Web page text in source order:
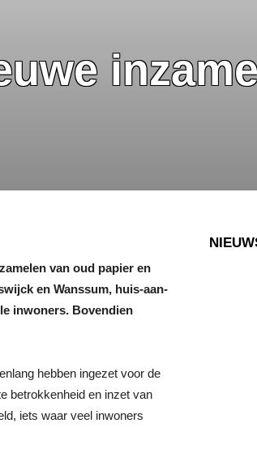
van oud papier en
en Wanssum, huis-aan-
inwoners. Bovendien
hebben ingezet voor de
betrokkenheid en inzet van
iets waar veel inwoners